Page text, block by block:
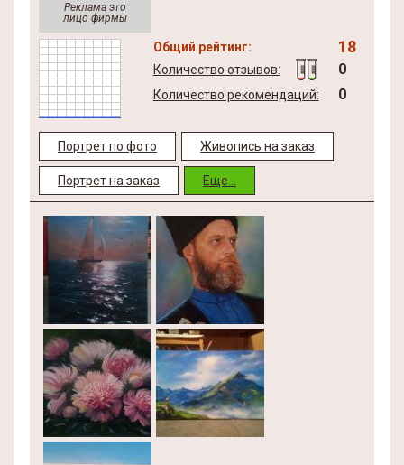
Реклама это
лицо фирмы
Общий рейтинг: 18
Количество отзывов: 0
Количество рекомендаций: 0
Портрет по фото Живопись на заказ
Портрет на заказ Еще...